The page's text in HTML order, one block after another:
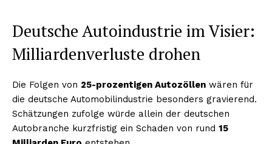
Deutsche Autoindustrie im Visier:
Milliardenverluste drohen
Die Folgen von 25-prozentigen Autozöllen wären für
die deutsche Automobilindustrie besonders gravierend.
Schätzungen zufolge würde allein der deutschen
Autobranche kurzfristig ein Schaden von rund 15